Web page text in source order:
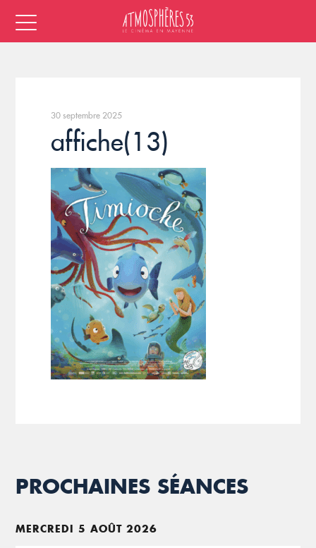
30 septembre 2025
affiche(13)
PROCHAINES SÉANCES
MERCREDI 5 AOÛT 2026